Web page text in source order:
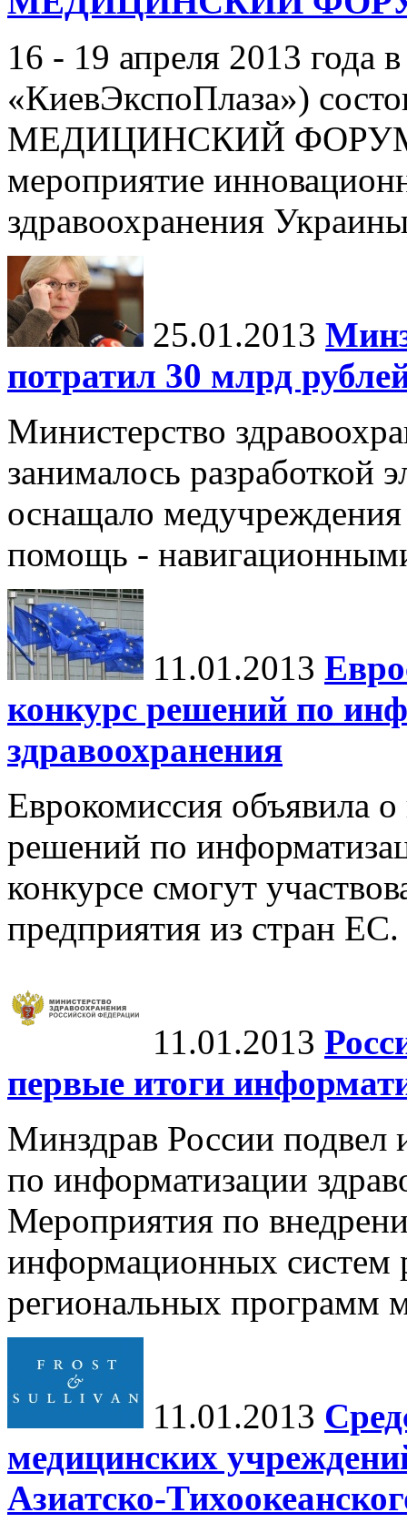
16 - 19 апреля 2013 года
«КиевЭкспоПлаза»)
МЕДИЦИНСКИЙ ФОРУМ -
мероприятие
здравоохранения
25.01.2013
потратил 30 млрд
Министерство
занималось разработкой
оснащало
помощь -
11.01.2013
конкурс решений по
здравоохранения
Еврокомиссия объявила о
решений по
конкурсе смогут
предприятия из стран ЕС.
11.01.2013
первые итоги
Минздрав России подвел
по информатизации
Мероприятия по
информационных систем
региональных программ
11.01.2013
медицинских
Азиатско-